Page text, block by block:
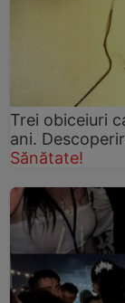
Trei obiceiuri
ani.
Sănătate!